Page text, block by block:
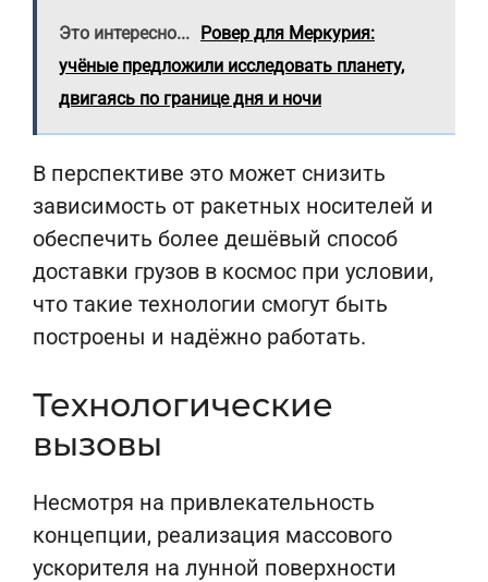
Это интересно... Ровер для Меркурия:
учёные предложили исследовать планету,
двигаясь по границе дня и ночи
В перспективе это может снизить
зависимость от ракетных носителей и
обеспечить более дешёвый способ
доставки грузов в космос при условии,
что такие технологии смогут быть
построены и надёжно работать.
Технологические
вызовы
Несмотря на привлекательность
концепции, реализация массового
ускорителя на лунной поверхности